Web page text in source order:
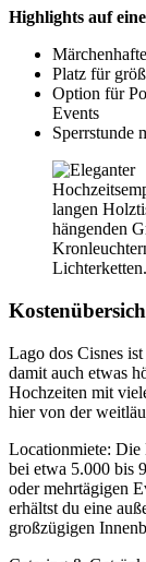
Highlights auf
Platz für
Option für
Events
Sperrstunde
Lago dos Cisnes
damit auch etwas
Hochzeiten mit
hier von der
Locationmiete: Die
bei etwa 5.000 bis
oder mehrtägigen
erhältst du eine
großzügigen